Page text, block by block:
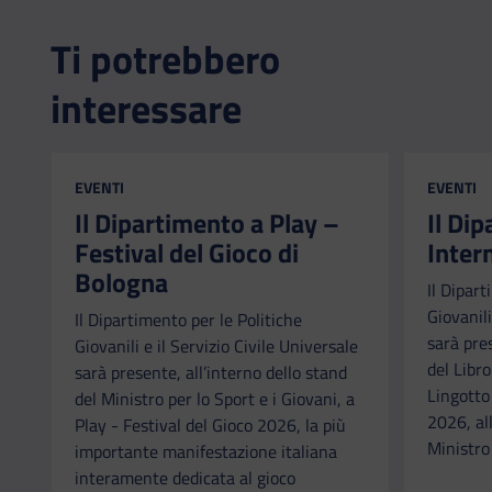
Ti potrebbero
interessare
CATEGORIA:
EVENTI
Il Dipartimento a Play –
Festival del Gioco di
Bologna
Il Dipartimento per le Politiche
Giovanili e il Servizio Civile Universale
sarà presente, all’interno dello stand
del Ministro per lo Sport e i Giovani, a
Play - Festival del Gioco 2026, la più
importante manifestazione italiana
interamente dedicata al gioco
EVENTI
Il
Il
sarà
del
2026,